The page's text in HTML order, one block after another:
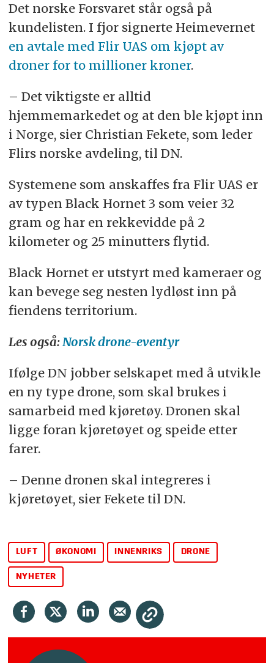
Det norske Forsvaret står også på
kundelisten. I fjor signerte Heimevernet
en avtale med Flir UAS om kjøpt av
droner for to millioner kroner.
– Det viktigste er alltid
hjemmemarkedet og at den ble kjøpt inn
i Norge, sier Christian Fekete, som leder
Flirs norske avdeling, til DN.
Systemene som anskaffes fra Flir UAS er
av typen Black Hornet 3 som veier 32
gram og har en rekkevidde på 2
kilometer og 25 minutters flytid.
Black Hornet er utstyrt med kameraer og
kan bevege seg nesten lydløst inn på
fiendens territorium.
Les også: Norsk drone-eventyr
Ifølge DN jobber selskapet med å utvikle
en ny type drone, som skal brukes i
samarbeid med kjøretøy. Dronen skal
ligge foran kjøretøyet og speide etter
farer.
– Denne dronen skal integreres i
kjøretøyet, sier Fekete til DN.
LUFT ØKONOMI INNENRIKS DRONE
NYHETER